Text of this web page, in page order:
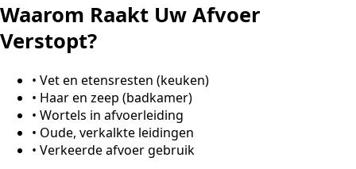
Waarom Raakt Uw Afvoer
Verstopt?
• Vet en etensresten (keuken)
• Haar en zeep (badkamer)
• Wortels in afvoerleiding
• Oude, verkalkte leidingen
• Verkeerde afvoer gebruik